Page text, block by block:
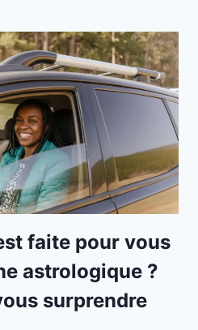
faite pour vous
astrologique ?
surprendre